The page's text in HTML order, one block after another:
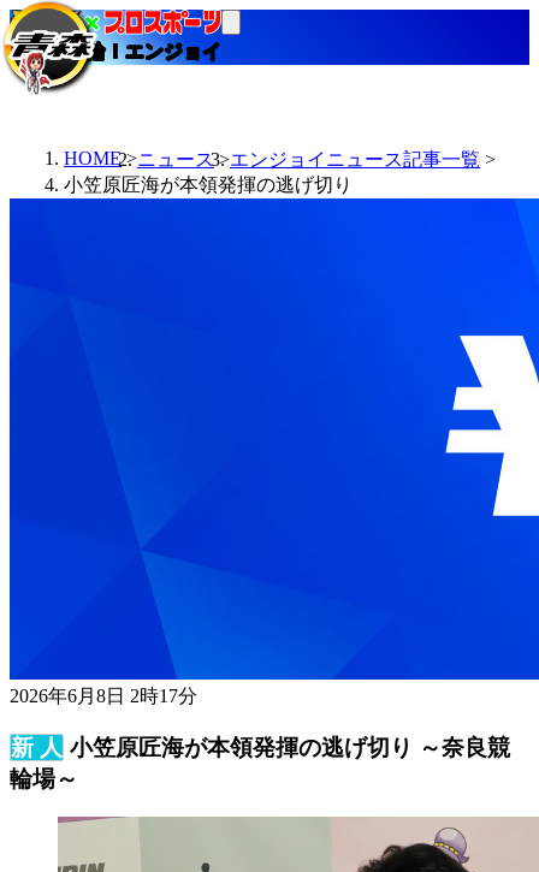
当たる競輪！エンジョイ
HOME ニュース
エンジョイニュース記事一覧
小笠原匠海が本領発揮の逃げ切り
2026年6月8日 2時17分
小笠原匠海が本領発揮の逃げ切り ～奈良競
輪場～